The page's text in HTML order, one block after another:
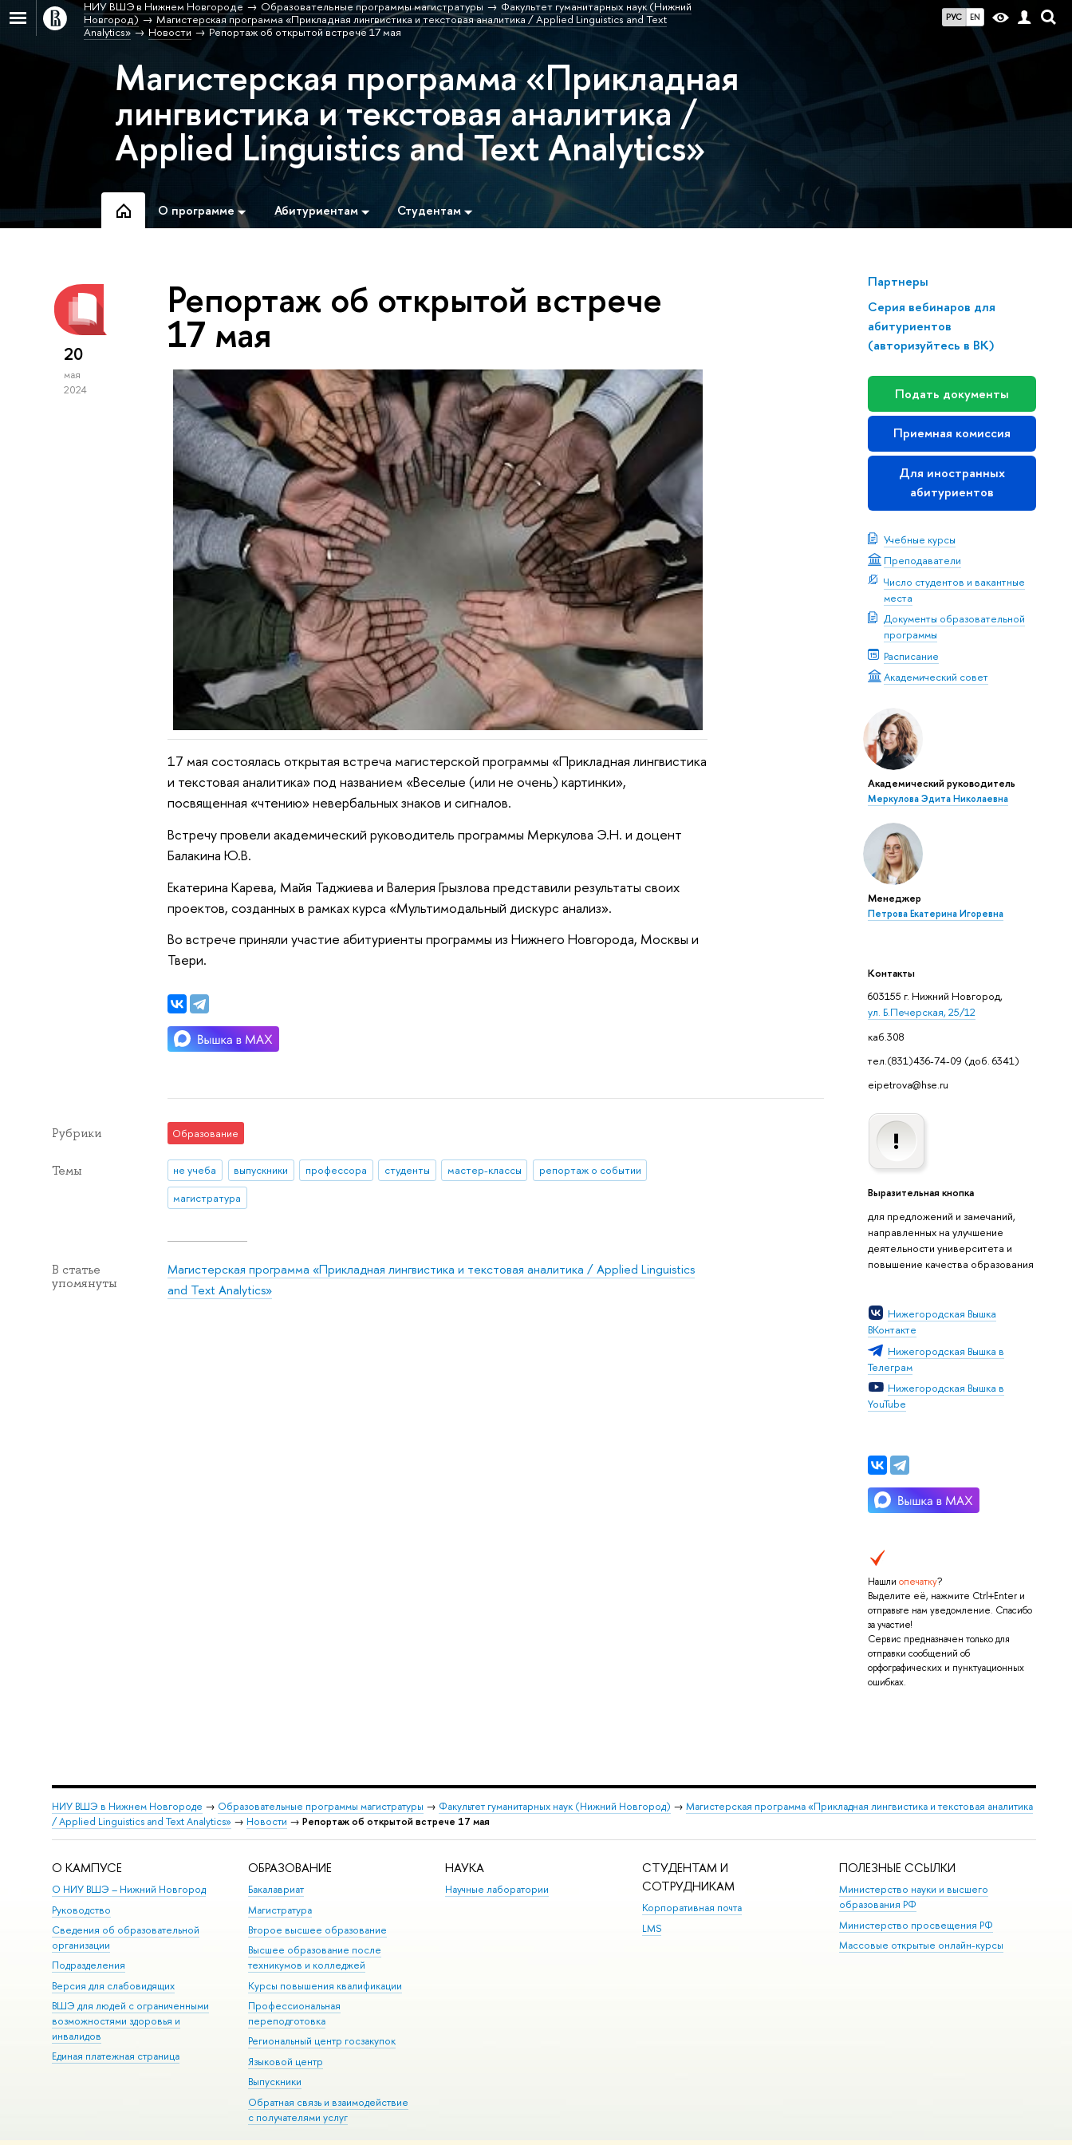
РУС EN
НИУ ВШЭ в Нижнем Новгороде Образовательные программы магистратуры
Факультет гуманитарных наук (Нижний
Новгород)
Магистерская программа «Прикладная лингвистика и текстовая аналитика / Applied Linguistics and Text
Analytics»
Новости Репортаж об открытой встрече 17 мая
Магистерская программа «Прикладная
лингвистика и текстовая аналитика /
Applied Linguistics and Text Analytics»
О программе Абитуриентам Студентам
Партнеры
Серия вебинаров для
абитуриентов
(авторизуйтесь в ВК)
Подать документы
Приемная комиссия
Для иностранных
абитуриентов
Учебные курсы
Преподаватели
Число студентов и вакантные
места
Документы образовательной
программы
Расписание
Академический совет
Академический руководитель
Меркулова Эдита Николаевна
Менеджер
Петрова Екатерина Игоревна
Контакты
603155 г. Нижний Новгород,
ул. Б.Печерская, 25/12
каб.308
тел.(831)436-74-09 (доб. 6341)
eipetrova@hse.ru
Выразительная кнопка
для предложений и замечаний,
направленных на улучшение
деятельности университета и
повышение качества образования
Нижегородская Вышка
ВКонтакте
Нижегородская Вышка в
Телеграм
Нижегородская Вышка в
YouTube
Нашли опечатку?
Выделите её, нажмите Ctrl+Enter и
отправьте нам уведомление. Спасибо
за участие!
Сервис предназначен только для
отправки сообщений об
орфографических и пунктуационных
ошибках.
20
мая
2024
Репортаж об открытой встрече
17 мая
17 мая состоялась открытая встреча магистерской программы «Прикладная лингвистика
и текстовая аналитика» под названием «Веселые (или не очень) картинки»,
посвященная «чтению» невербальных знаков и сигналов.
Встречу провели академический руководитель программы Меркулова Э.Н. и доцент
Балакина Ю.В.
Екатерина Карева, Майя Таджиева и Валерия Грызлова представили результаты своих
проектов, созданных в рамках курса «Мультимодальный дискурс анализ».
Во встрече приняли участие абитуриенты программы из Нижнего Новгорода, Москвы и
Твери.
Рубрики Образование
Темы не учеба выпускники профессора студенты мастер-классы
репортаж о событии
магистратура
В статье
упомянуты
Магистерская программа «Прикладная лингвистика и текстовая аналитика / Applied Linguistics
and Text Analytics»
НИУ ВШЭ в Нижнем Новгороде → Образовательные программы магистратуры → Факультет гуманитарных наук (Нижний Новгород) → Магистерская программа «Прикладная лингвистика и текстовая аналитика
/ Applied Linguistics and Text Analytics» → Новости → Репортаж об открытой встрече 17 мая
О КАМПУСЕ
О НИУ ВШЭ – Нижний Новгород
Руководство
Сведения об образовательной
организации
Подразделения
Версия для слабовидящих
ВШЭ для людей с ограниченными
возможностями здоровья и
инвалидов
Единая платежная страница
ОБРАЗОВАНИЕ
Бакалавриат
Магистратура
Второе высшее образование
Высшее образование после
техникумов и колледжей
Курсы повышения квалификации
Профессиональная
переподготовка
Региональный центр госзакупок
Языковой центр
Выпускники
Обратная связь и взаимодействие
с получателями услуг
НАУКА
Научные лаборатории
СТУДЕНТАМ И
СОТРУДНИКАМ
Корпоративная почта
LMS
ПОЛЕЗНЫЕ ССЫЛКИ
Министерство науки и высшего
образования РФ
Министерство просвещения РФ
Массовые открытые онлайн-курсы